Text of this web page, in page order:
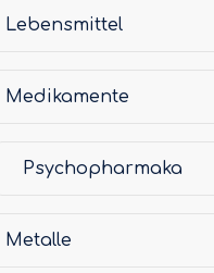
Lebensmittel
Medikamente
Psychopharmaka
Metalle